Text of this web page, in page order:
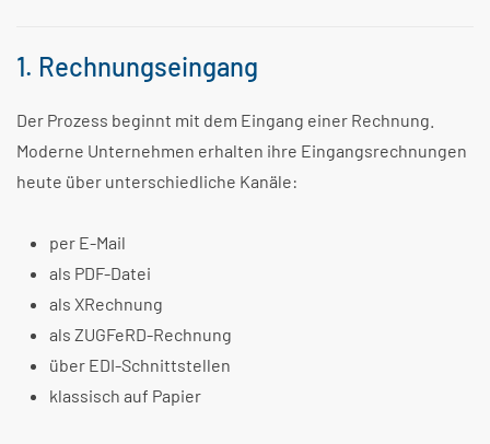
1. Rechnungseingang
Der Prozess beginnt mit dem Eingang einer Rechnung.
Moderne Unternehmen erhalten ihre Eingangsrechnungen
heute über unterschiedliche Kanäle:
per E-Mail
als PDF-Datei
als XRechnung
als ZUGFeRD-Rechnung
über EDI-Schnittstellen
klassisch auf Papier